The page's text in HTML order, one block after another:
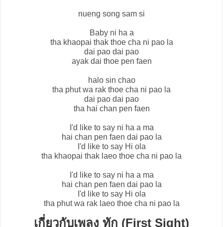
nueng song sam si
Baby ni ha a
tha khaopai thak thoe cha ni pao la
dai pao dai pao
ayak dai thoe pen faen
halo sin chao
tha phut wa rak thoe cha ni pao la
dai pao dai pao
tha hai chan pen faen
I'd like to say ni ha a ma
hai chan pen faen dai pao la
I'd like to say Hi ola
tha khaopai thak laeo thoe cha ni pao la
I'd like to say ni ha a ma
hai chan pen faen dai pao la
I'd like to say Hi ola
tha phut wa rak laeo thoe cha ni pao la
เกี่ยวกับเพลง ทัก (First Sight)